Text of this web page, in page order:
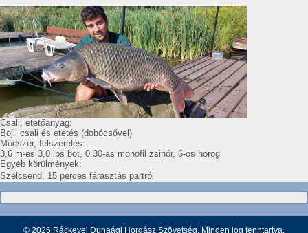
Csali, etetőanyag:
Bojli csali és etetés (dobócsővel)
Módszer, felszerelés:
3,6 m-es 3,0 lbs bot, 0.30-as monofil zsinór, 6-os horog
Egyéb körülmények:
Szélcsend, 15 perces fárasztás partról
© 2026 Ráckevei Dunaági Horgász Szövetség. Minden jog fenntartva.